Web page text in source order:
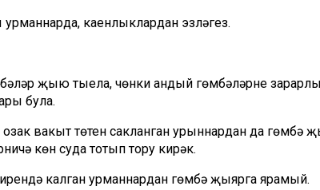
каенлыклардан эзләгез.
җыю тыела, чөнки андый гөмбәләрнең
була.
вакыт төтен сакланган урыннардан да
көн суда тотып тору кирәк.
калган урманнардан гөмбә җыярга ярамый.